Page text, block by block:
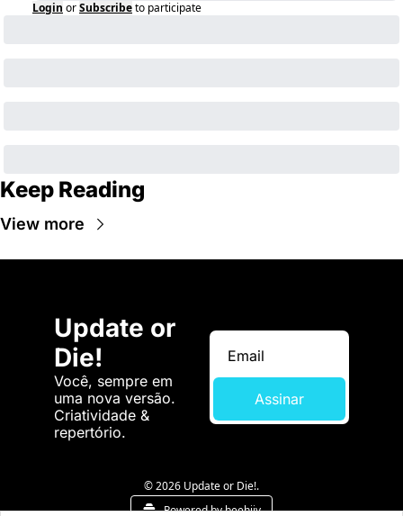
Login orSubscribeto participate
Keep Reading
View more
Update or
Die!
Você, sempre em
uma nova versão.
Criatividade &
repertório.
Assinar
© 2026 Update or Die!.
Powered by beehiiv